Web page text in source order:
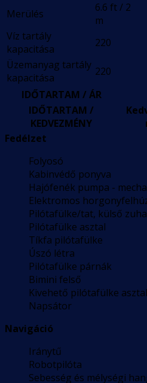
Merülés
6.6 ft / 2
m
Víz tartály
kapacitása
220
Üzemanyag tartály
kapacitása
220
IDŐTARTAM / ÁR
IDŐTARTAM /
KEDVEZMÉNY
Fedélzet
Folyosó
Kabinvédő ponyva
Hajófenék pumpa -
Elektromos
Pilótafülke/tat, külső
Pilótafülke asztal
Tíkfa pilótafülke
Úszó létra
Pilótafülke párnák
Bimini felső
Kivehető pilótafülke asztal
Napsátor
Navigáció
Iránytű
Robotpilóta
Sebesség és mélységi